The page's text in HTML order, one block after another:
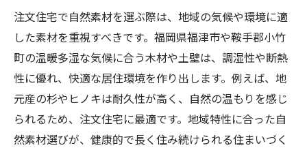
注文住宅で自然素材を選ぶ際は、地域の気候や環境に適
した素材を重視すべきです。福岡県福津市や鞍手郡小竹
町の温暖多湿な気候に合う木材や土壁は、調湿性や断熱
性に優れ、快適な居住環境を作り出します。例えば、地
元産の杉やヒノキは耐久性が高く、自然の温もりを感じ
られるため、注文住宅に最適です。地域特性に合った自
然素材選びが、健康的で長く住み続けられる住まいづく